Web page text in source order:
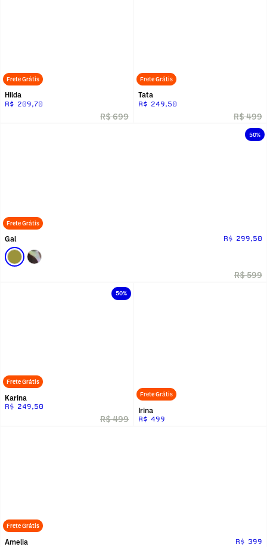
Frete Grátis
Hilda
R$ 209,70
R$ 699
Frete Grátis
Tata
R$ 249,50
R$ 499
50%
Frete Grátis
Gal R$ 299,50
R$ 599
50%
Frete Grátis
Karina
R$ 249,50
R$ 499
Frete Grátis
Amelia R$ 399
Frete Grátis
Irina
R$ 499